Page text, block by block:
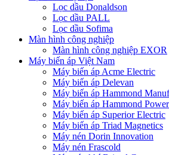
Lọc dầu Donaldson
Lọc dầu PALL
Lọc dầu Sofima
Màn hình công nghiệp
Màn hình công nghiệp EXOR
Máy biến áp Việt Nam
Máy biến áp Acme Electric
Máy biến áp Delevan
Máy biến áp Hammond
Máy biến áp Hammond
Máy biến áp Superior Electric
Máy biến áp Triad Magnetics
Máy nén Dorin Innovation
Máy nén Frascold